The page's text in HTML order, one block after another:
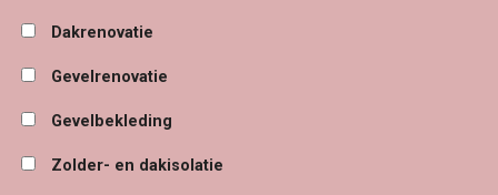
Dakrenovatie
Gevelrenovatie
Gevelbekleding
Zolder- en dakisolatie